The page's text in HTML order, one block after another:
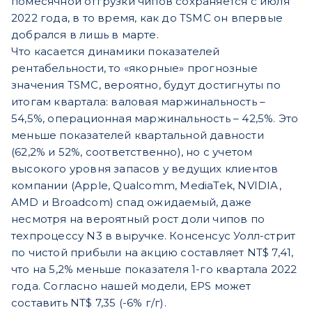
2022 года, в то время, как до TSMC он впервые
добрался в лишь в марте.
Что касается динамики показателей
рентабельности, то «якорные» прогнозные
значения TSMC, вероятно, будут достигнуты по
итогам квартала: валовая маржинальность –
54,5%, операционная маржинальность – 42,5%. Это
меньше показателей квартальной давности
(62,2% и 52%, соответственно), но с учетом
высокого уровня запасов у ведущих клиентов
компании (Apple, Qualcomm, MediaTek, NVIDIA,
AMD и Broadcom) спад ожидаемый, даже
несмотря на вероятный рост доли чипов по
техпроцессу N3 в выручке. Консенсус Уолл-стрит
по чистой прибыли на акцию составляет NT$ 7,41,
что на 5,2% меньше показателя 1-го квартала 2022
года. Согласно нашей модели, EPS может
составить NT$ 7,35 (-6% г/г).